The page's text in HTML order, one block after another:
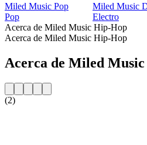
Miled Music Pop
Pop
Miled Music
Electro
Acerca de Miled Music Hip-Hop
Acerca de Miled Music Hip-Hop
Acerca de Miled
(2)